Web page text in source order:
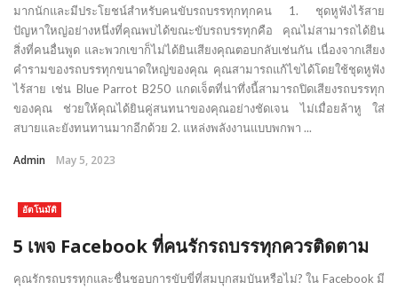
มากนักและมีประโยชน์สำหรับคนขับรถบรรทุกทุกคน 1. ชุดหูฟังไร้สาย
ปัญหาใหญ่อย่างหนึ่งที่คุณพบได้ขณะขับรถบรรทุกคือ คุณไม่สามารถได้ยิน
สิ่งที่คนอื่นพูด และพวกเขาก็ไม่ได้ยินเสียงคุณตอบกลับเช่นกัน เนื่องจากเสียง
คำรามของรถบรรทุกขนาดใหญ่ของคุณ คุณสามารถแก้ไขได้โดยใช้ชุดหูฟัง
ไร้สาย เช่น Blue Parrot B250 แกดเจ็ตที่น่าทึ่งนี้สามารถปิดเสียงรถบรรทุก
ของคุณ ช่วยให้คุณได้ยินคู่สนทนาของคุณอย่างชัดเจน ไม่เมื่อยล้าหู ใส่
สบายและยังทนทานมากอีกด้วย 2. แหล่งพลังงานแบบพกพา ...
Admin May 5, 2023
อัตโนมัติ
5 เพจ Facebook ที่คนรักรถบรรทุกควรติดตาม
คุณรักรถบรรทุกและชื่นชอบการขับขี่ที่สมบุกสมบันหรือไม่? ใน Facebook มี